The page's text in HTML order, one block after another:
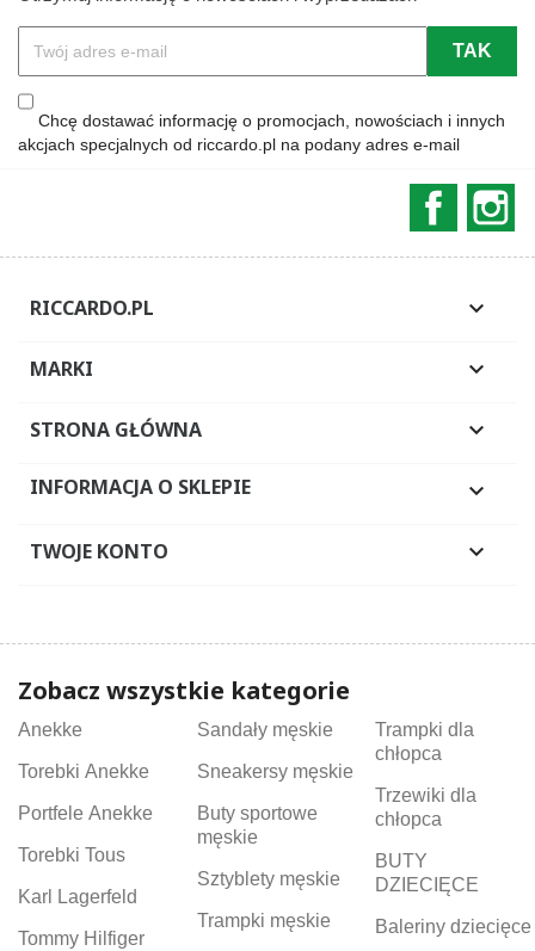
Chcę dostawać informację o promocjach, nowościach i innych
akcjach specjalnych od riccardo.pl na podany adres e-mail
RICCARDO.PL 
MARKI 
STRONA GŁÓWNA 
INFORMACJA O SKLEPIE 
TWOJE KONTO 
Zobacz wszystkie kategorie
Anekke
Torebki Anekke
Portfele Anekke
Torebki Tous
Karl Lagerfeld
Tommy Hilfiger
Sandały męskie
Sneakersy męskie
Buty sportowe
męskie
Sztyblety męskie
Trampki męskie
Trampki dla
chłopca
Trzewiki dla
chłopca
BUTY
DZIECIĘCE
Baleriny dziecięce